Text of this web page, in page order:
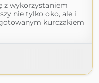
z wykorzystaniem
nie tylko oko, ale i
kurczakiem